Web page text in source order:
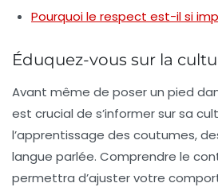
Pourquoi le respect est-il si
Éduquez-vous sur la
Avant même de poser un pied
est crucial de s’informer sur sa
l’apprentissage des coutumes,
langue parlée. Comprendre le
permettra d’ajuster votre